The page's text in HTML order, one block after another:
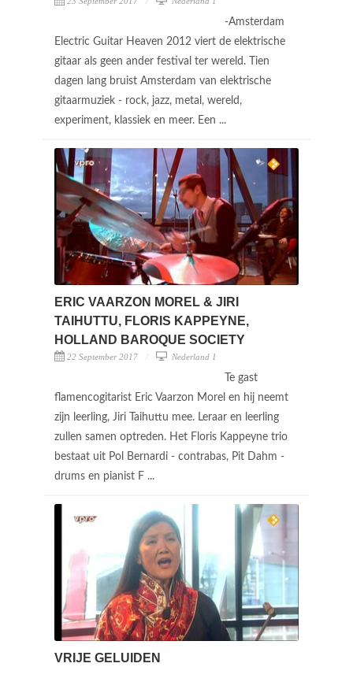
-Amsterdam
Electric Guitar Heaven 2012 viert de elektrische
gitaar als geen ander festival ter wereld. Tien
dagen lang bruist Amsterdam van elektrische
gitaarmuziek - rock, jazz, metal, wereld,
experiment, klassiek en meer. Een ...
ERIC VAARZON MOREL & JIRI
TAIHUTTU, FLORIS KAPPEYNE,
HOLLAND BAROQUE SOCIETY
22 September 2017 Nederland 1
Te gast
flamencogitarist Eric Vaarzon Morel en hij neemt
zijn leerling, Jiri Taihuttu mee. Leraar en leerling
zullen samen optreden. Het Floris Kappeyne trio
bestaat uit Pol Bernardi - contrabas, Pit Dahm -
drums en pianist F ...
VRIJE GELUIDEN